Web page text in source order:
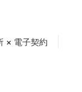
× 電子契約